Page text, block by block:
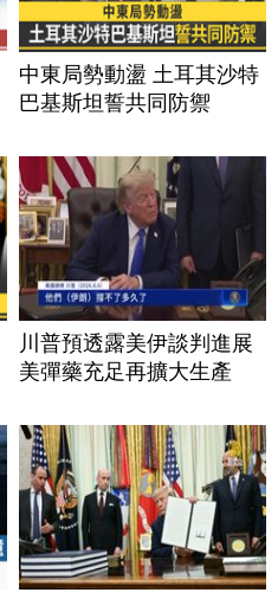
中東局勢動盪 土耳其沙特
巴基斯坦誓共同防禦
川普預透露美伊談判進展
美彈藥充足再擴大生產